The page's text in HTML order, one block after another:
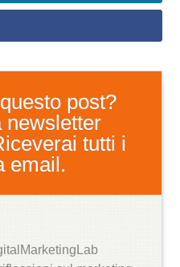
post?
newsletter
tutti i
email.